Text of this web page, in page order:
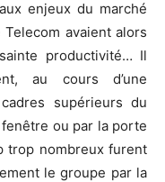
enjeux du marché
avaient alors
productivité… Il
au cours d’une
supérieurs du
ou par la porte
trop nombreux furent
le groupe par la